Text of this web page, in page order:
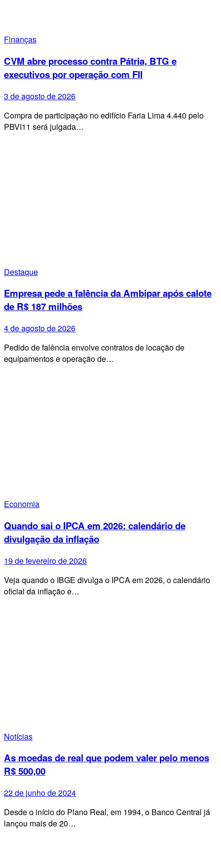
Finanças
CVM abre processo contra Pátria, BTG e
executivos por operação com FII
3 de agosto de 2026
Compra de participação no edifício Faria Lima 4.440 pelo
PBVI11 será julgada…
Destaque
Empresa pede a falência da Ambipar após calote
de R$ 187 milhões
4 de agosto de 2026
Pedido de falência envolve contratos de locação de
equipamentos e operação de…
Economia
Quando sai o IPCA em 2026: calendário de
divulgação da inflação
19 de fevereiro de 2026
Veja quando o IBGE divulga o IPCA em 2026, o calendário
oficial da inflação e…
Notícias
As moedas de real que podem valer pelo menos
R$ 500,00
22 de junho de 2024
Desde o início do Plano Real, em 1994, o Banco Central já
lançou mais de 20…